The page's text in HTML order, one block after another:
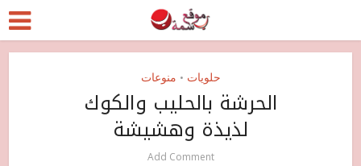
حلويات • منوعات
الحرشة بالحليب والكوك
لذيذة وهشيشة
Add Comment